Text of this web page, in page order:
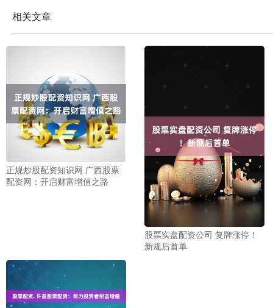
相关文章
正规炒股配资知识网 广西股票
配资网：开启财富增值之路
股票实盘配资公司 复牌涨停！
新规后首单